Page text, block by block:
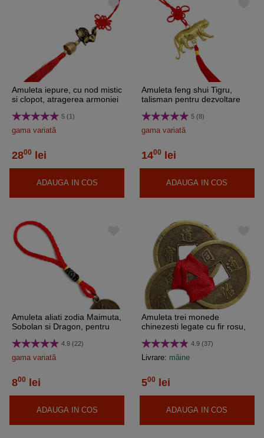
Amuleta iepure, cu nod mistic
si clopot, atragerea armoniei
5 (1)
gama variată
2800 lei
ADAUGA IN COS
Amuleta feng shui Tigru,
talisman pentru dezvoltare
5 (8)
gama variată
1400 lei
ADAUGA IN COS
Amuleta aliati zodia Maimuta,
Sobolan si Dragon, pentru
4.9 (22)
gama variată
800 lei
ADAUGA IN COS
Amuleta trei monede
chinezesti legate cu fir rosu,
ghinioane
4.9 (37)
Livrare: mâine
500 lei
ADAUGA IN COS